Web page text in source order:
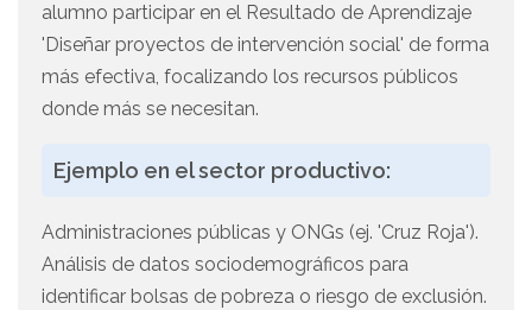
alumno participar en el Resultado de Aprendizaje
'Diseñar proyectos de intervención social' de forma
más efectiva, focalizando los recursos públicos
donde más se necesitan.
Ejemplo en el sector productivo:
Administraciones públicas y ONGs (ej. 'Cruz Roja').
Análisis de datos sociodemográficos para
identificar bolsas de pobreza o riesgo de exclusión.